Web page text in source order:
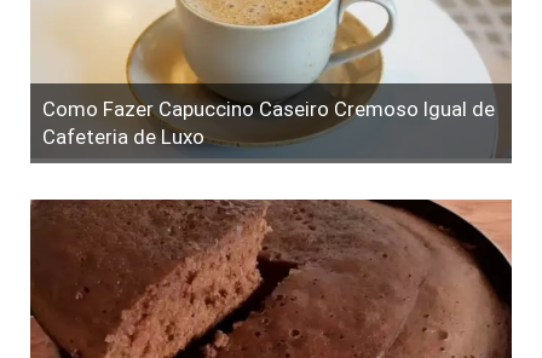
Como Fazer Capuccino Caseiro Cremoso Igual de
Cafeteria de Luxo